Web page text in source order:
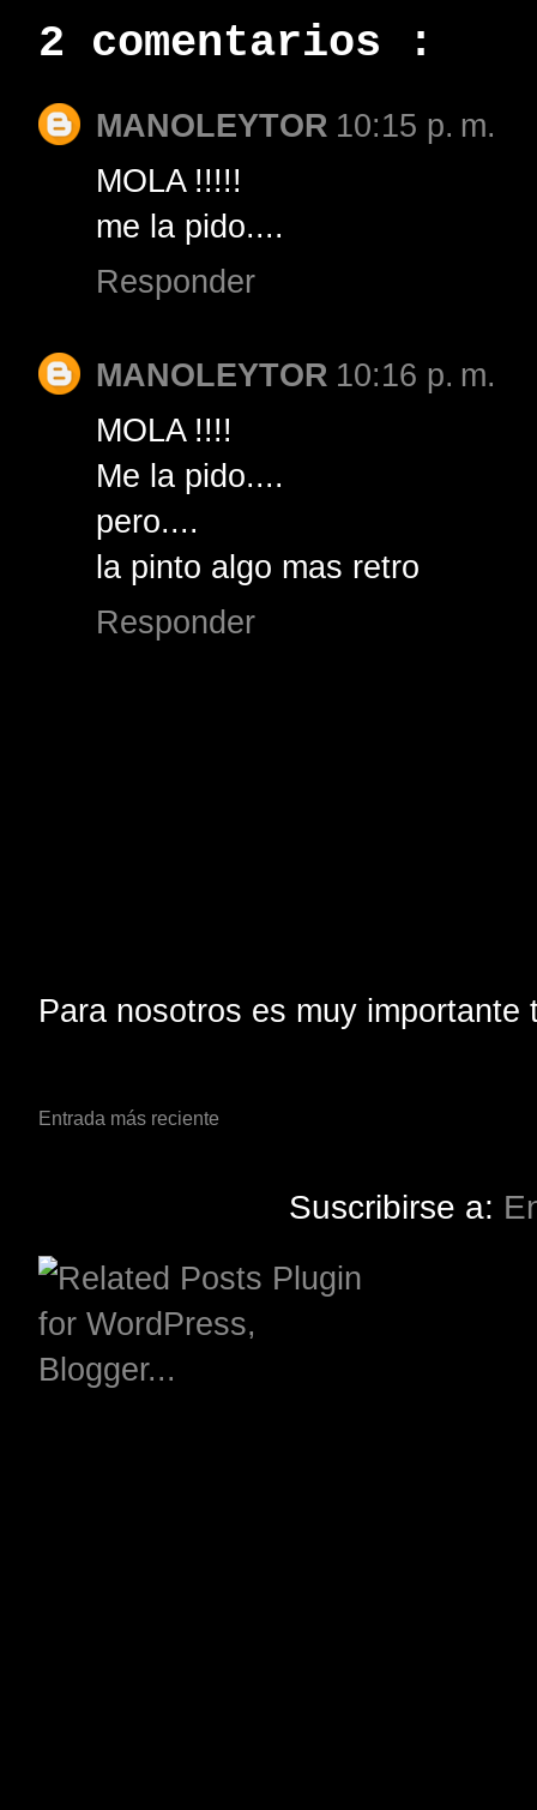
2 comentarios :
MANOLEYTOR 10:15 p. m.
MOLA !!!!!
me la pido....
Responder
MANOLEYTOR 10:16 p. m.
MOLA !!!!
Me la pido....
pero....
la pinto algo mas retro
Responder
Para nosotros es muy
Entrada más reciente
Suscribirse a: